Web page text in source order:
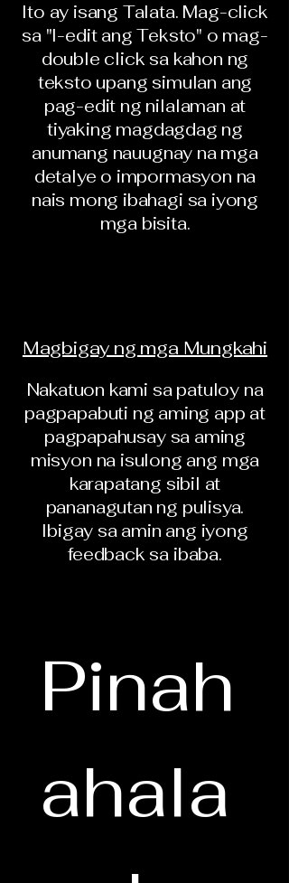
Ito ay isang Talata. Mag-click
sa "I-edit ang Teksto" o mag-
double click sa kahon ng
teksto upang simulan ang
pag-edit ng nilalaman at
tiyaking magdagdag ng
anumang nauugnay na mga
detalye o impormasyon na
nais mong ibahagi sa iyong
mga bisita.
Magbigay ng mga Mungkahi
Nakatuon kami sa patuloy na
pagpapabuti ng aming app at
pagpapahusay sa aming
misyon na isulong ang mga
karapatang sibil at
pananagutan ng pulisya.
Ibigay sa amin ang iyong
feedback sa ibaba.
Pinah
ahala